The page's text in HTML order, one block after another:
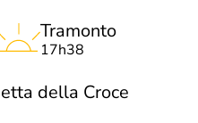
Tramonto
17h38
della Croce